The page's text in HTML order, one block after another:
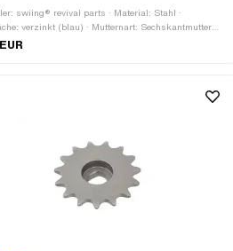
swiing® revival parts · Material: Stahl ·
verzinkt (blau) · Mutternart: Sechskantmutter
MF12x1 (Feingewinde) · Antrieb:
· Nenndurchmesser (Gewinde): 12 mm ·